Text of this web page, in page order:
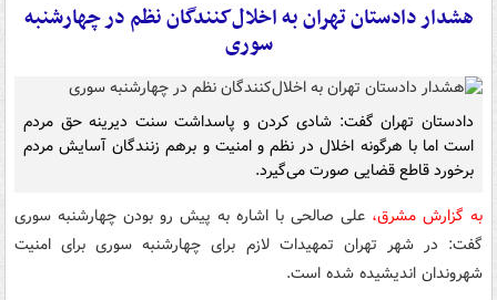
هشدار دادستان تهران به اخلال‌کنندگان نظم در چهارشنبه
سوری
دادستان تهران گفت: شادی کردن و پاسداشت سنت دیرینه حق مردم
است اما با هرگونه اخلال در نظم و امنیت و برهم زنندگان آسایش مردم
برخورد قاطع قضایی صورت می‌گیرد.
به گزارش مشرق، علی صالحی با اشاره به پیش رو بودن چهارشنبه سوری
گفت: در شهر تهران تمهیدات لازم برای چهارشنبه سوری برای امنیت
شهروندان اندیشیده شده است.